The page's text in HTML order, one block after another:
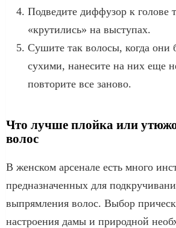
Подведите диффузор к голове
«крутились» на выступах.
Сушите так волосы, когда они
сухими, нанесите на них еще
повторите все заново.
Что лучше плойка или
волос
В женском арсенале есть много
предназначенных для
выпрямления волос. Выбор
настроения дамы и природной